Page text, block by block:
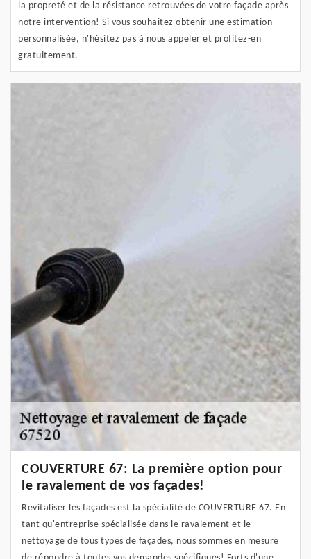
la propreté et de la résistance retrouvées de votre façade après
notre intervention! Si vous souhaitez obtenir une estimation
personnalisée, n'hésitez pas à nous appeler et profitez-en
gratuitement.
COUVERTURE 67: La première option pour
le ravalement de vos façades!
Revitaliser les façades est la spécialité de COUVERTURE 67. En
tant qu'entreprise spécialisée dans le ravalement et le
nettoyage de tous types de façades, nous sommes en mesure